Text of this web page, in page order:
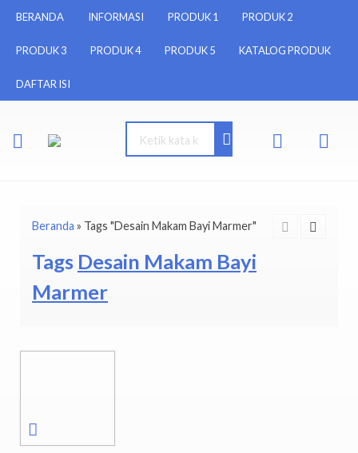
BERANDA INFORMASI PRODUK 1 PRODUK 2
PRODUK 3 PRODUK 4 PRODUK 5 KATALOG PRODUK
DAFTAR ISI
Beranda » Tags "Desain Makam Bayi Marmer"
Tags Desain Makam Bayi
Marmer